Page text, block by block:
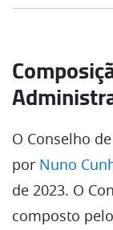
O Conselho
por Nuno
de 2023. O
composto